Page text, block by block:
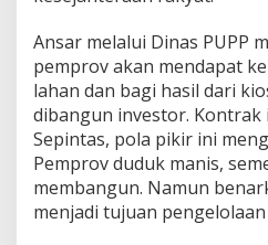
g
B
i
s
n
i
s
,
S
t
Ansar melalui Dinas PUPP
pemprov akan mendapat
lahan dan bagi hasil dari
dibangun investor. Kontrak
Sepintas, pola pikir ini
Pemprov duduk manis,
membangun. Namun
menjadi tujuan